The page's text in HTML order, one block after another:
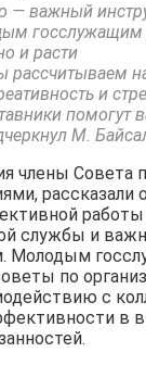
— важный
госслужащим
и расти
рассчитываем
и
помогут
М.
члены Совета
рассказали
службы и
Молодым
по
с
в